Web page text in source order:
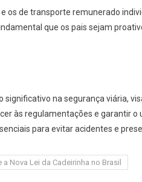
os de transporte remunerado
que os pais sejam
significativo na segurança viária,
às regulamentações e garantir
para evitar acidentes e
Nova Lei da Cadeirinha no Brasil